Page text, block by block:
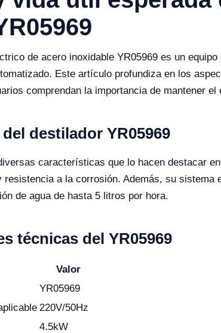
de acero inoxidable YR05969 es un
Este artículo profundiza en los
comprendan la importancia de mantener
destilador YR05969
características que lo hacen destacar
resistencia a la corrosión. Además, su
de agua de hasta 5 litros por hora.
técnicas del YR05969
Valor
YR05969
220V/50Hz
4.5kW